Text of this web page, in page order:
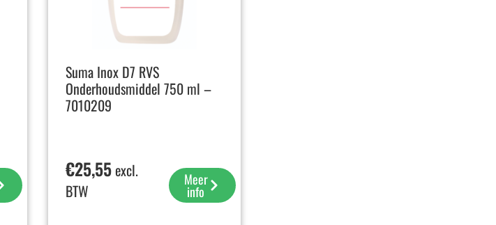
Suma Inox D7 RVS
Onderhoudsmiddel 750 ml –
7010209
€25,55excl.
BTW
Meer
info